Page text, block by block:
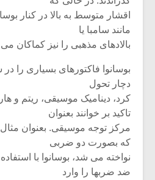
اقشار متوسط به بالا در کنار
مانند سامبا یا
بالادهای مذهبی را نیز کماکان می
بوسانوا فاکتورهای بسیاری را
دچار تحول
کرد، دینامیک موسیقی، ریتم و
تاکید بر خوانند بعنوان
مرکز توجه موسیقی. بعنوان
که بصورت دو ضربی
نواخته می شد، بوسانوا با
ضد ضربها را وارد